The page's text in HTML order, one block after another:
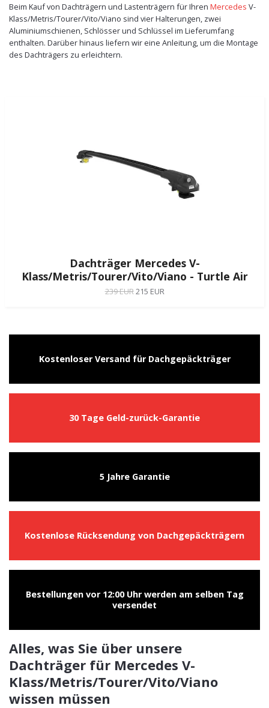
Beim Kauf von Dachträgern und Lastenträgern für Ihren Mercedes V-
Klass/Metris/Tourer/Vito/Viano sind vier Halterungen, zwei
Aluminiumschienen, Schlösser und Schlüssel im Lieferumfang
enthalten. Darüber hinaus liefern wir eine Anleitung, um die Montage
des Dachträgers zu erleichtern.
Dachträger Mercedes V-
Klass/Metris/Tourer/Vito/Viano - Turtle Air
239 EUR215 EUR
Kostenloser Versand für Dachgepäckträger
30 Tage Geld-zurück-Garantie
5 Jahre Garantie
Kostenlose Rücksendung von Dachgepäckträgern
Bestellungen vor 12:00 Uhr werden am selben Tag
versendet
Alles, was Sie über unsere
Dachträger für Mercedes V-
Klass/Metris/Tourer/Vito/Viano
wissen müssen